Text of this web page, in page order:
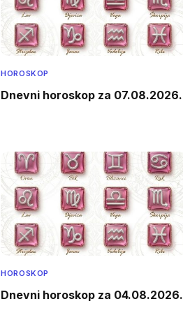
HOROSKOP
Dnevni horoskop za 07.08.2026.
HOROSKOP
Dnevni horoskop za 04.08.2026.